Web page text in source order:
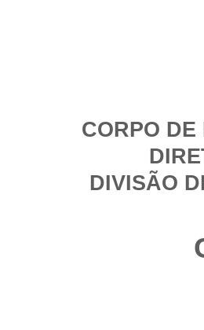
CORPO
DIVISÃO